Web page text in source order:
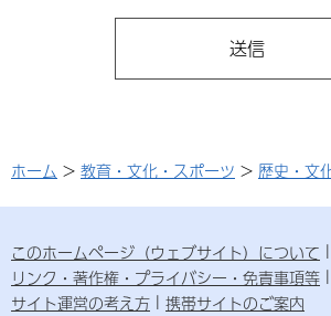
ホーム > 教育・文化・スポーツ > 歴史・文
このホームページ（ウェブサイト）について
リンク・著作権・プライバシー・免責事項等
サイト運営の考え方
携帯サイトのご案内